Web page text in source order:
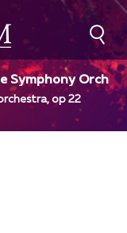
Symphony
op 22